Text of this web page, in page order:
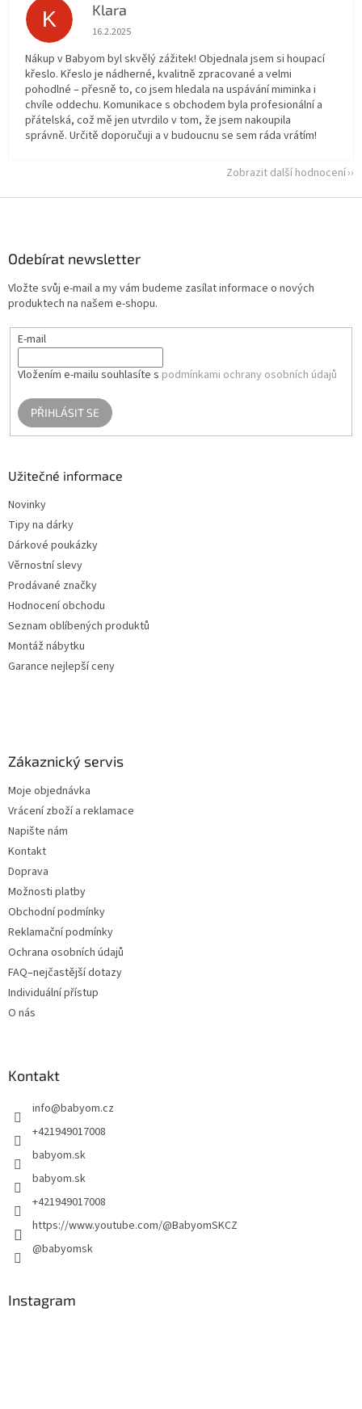
K Klara
Hodnocení obchodu je 5 z 5 hvězdiček.
16.2.2025
Nákup v Babyom byl skvělý zážitek! Objednala jsem si houpací
křeslo. Křeslo je nádherné, kvalitně zpracované a velmi
pohodlné – přesně to, co jsem hledala na uspávání miminka i
chvíle oddechu. Komunikace s obchodem byla profesionální a
přátelská, což mě jen utvrdilo v tom, že jsem nakoupila
správně. Určitě doporučuji a v budoucnu se sem ráda vrátím!
Zobrazit další hodnocení
Odebírat newsletter
Vložte svůj e-mail a my vám budeme zasílat informace o nových
produktech na našem e-shopu.
E-mail
Vložením e-mailu souhlasíte s podmínkami ochrany osobních údajů
PŘIHLÁSIT SE
Užitečné informace
Novinky
Tipy na dárky
Dárkové poukázky
Věrnostní slevy
Prodávané značky
Hodnocení obchodu
Seznam oblíbených produktů
Montáž nábytku
Garance nejlepší ceny
Zákaznický servis
Moje objednávka
Vrácení zboží a reklamace
Napište nám
Kontakt
Doprava
Možnosti platby
Obchodní podmínky
Reklamační podmínky
Ochrana osobních údajů
FAQ–nejčastější dotazy
Individuální přístup
O nás
Kontakt
info@babyom.cz
+421949017008
babyom.sk
babyom.sk
+421949017008
https://www.youtube.com/@BabyomSKCZ
@babyomsk
Instagram